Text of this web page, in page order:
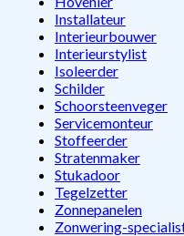
Installateur
Interieurbouwer
Interieurstylist
Isoleerder
Schilder
Schoorsteenveger
Servicemonteur
Stoffeerder
Stratenmaker
Stukadoor
Tegelzetter
Zonnepanelen
Zonwering-